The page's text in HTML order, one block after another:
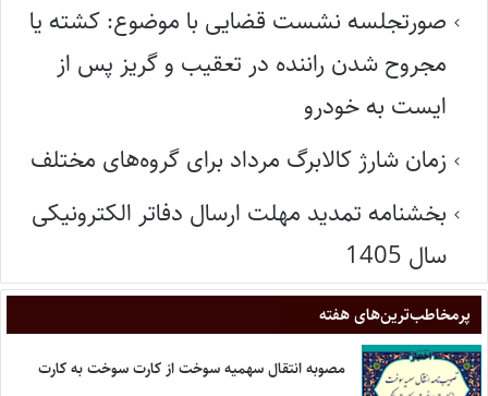
صورتجلسه نشست قضایی با موضوع: کشته یا
مجروح شدن راننده در تعقیب و گریز پس از
ایست به خودرو
زمان شارژ کالابرگ مرداد برای گروه‌های مختلف
بخشنامه تمدید مهلت ارسال دفاتر الکترونیکی
سال 1405
پر‌مخاطب‌ترین‌های هفته
مصوبه انتقال سهمیه سوخت از کارت سوخت به کارت